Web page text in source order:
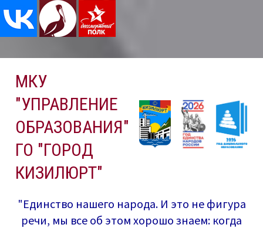
содержимому
МКУ
"УПРАВЛЕНИЕ
ОБРАЗОВАНИЯ"
ГО "ГОРОД
КИЗИЛЮРТ"
"Единство нашего народа. И это не фигура
речи, мы все об этом хорошо знаем: когда